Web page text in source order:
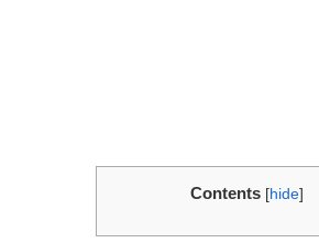
Contents [hide]